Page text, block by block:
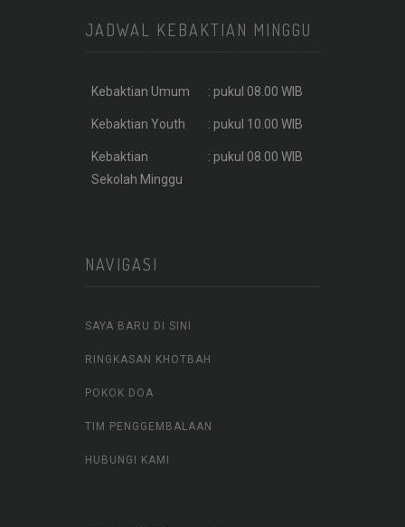
JADWAL KEBAKTIAN MINGGU
Kebaktian Umum : pukul 08.00 WIB
Kebaktian Youth : pukul 10.00 WIB
Kebaktian
Sekolah Minggu
: pukul 08.00 WIB
NAVIGASI
SAYA BARU DI SINI
RINGKASAN KHOTBAH
POKOK DOA
TIM PENGGEMBALAAN
HUBUNGI KAMI